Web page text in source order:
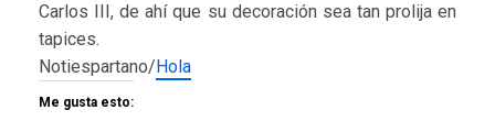
Carlos III, de ahí que su decoración sea tan prolija en
tapices.
Notiespartano/ Hola
Me gusta esto: